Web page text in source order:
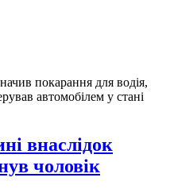
покарання для водія,
автомобілем у стані
внаслідок
чоловік